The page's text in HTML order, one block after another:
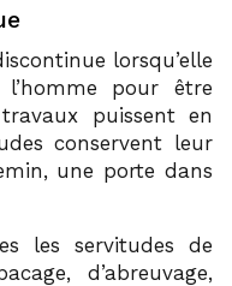
lorsqu’elle
pour être
puissent en
conservent leur
une porte dans
les servitudes de
d’abreuvage,